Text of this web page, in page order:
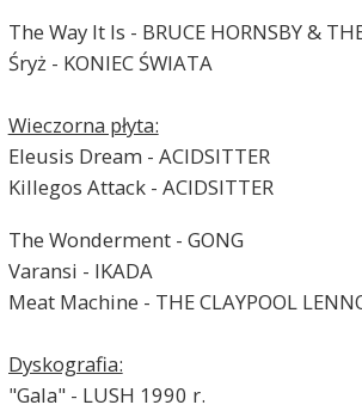
The Way It Is - BRUCE HORNSBY &
Śryż - KONIEC ŚWIATA
Wieczorna płyta:
Eleusis Dream - ACIDSITTER
Killegos Attack - ACIDSITTER
The Wonderment - GONG
Varansi - IKADA
Meat Machine - THE CLAYPOOL
Dyskografia:
"Gala" - LUSH 1990 r.